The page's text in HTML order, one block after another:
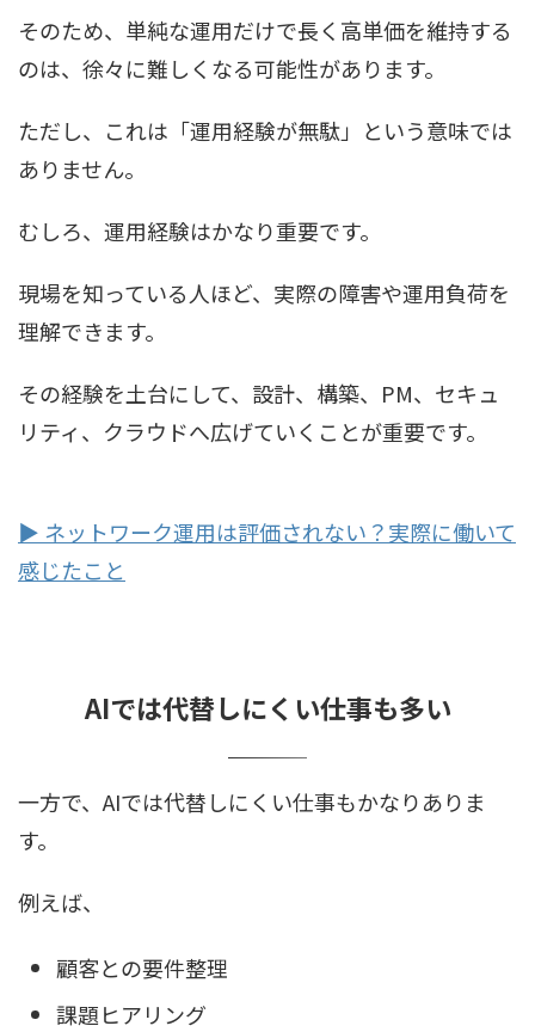
そのため、単純な運用だけで長く高単価を維持する
のは、徐々に難しくなる可能性があります。
ただし、これは「運用経験が無駄」という意味では
ありません。
むしろ、運用経験はかなり重要です。
現場を知っている人ほど、実際の障害や運用負荷を
理解できます。
その経験を土台にして、設計、構築、PM、セキュ
リティ、クラウドへ広げていくことが重要です。
▶ ネットワーク運用は評価されない？実際に働いて
感じたこと
AIでは代替しにくい仕事も多い
一方で、AIでは代替しにくい仕事もかなりありま
す。
例えば、
顧客との要件整理
課題ヒアリング